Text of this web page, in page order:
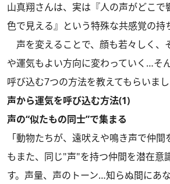
山真翔さんは、実は『人の声がどこで
色で見える』という特殊な共感覚の持
声を変えることで、顔も若々しく、
や運気もよい方向に変わっていく…そ
呼び込む7つの方法を教えてもらいまし
声から運気を呼び込む方法(1)
声の“似たもの同士”で集まる
「動物たちが、遠吠えや鳴き声で仲
もまた、同じ"声"を持つ仲間を潜在意
す。声量、声のトーン…知らぬ間にあ